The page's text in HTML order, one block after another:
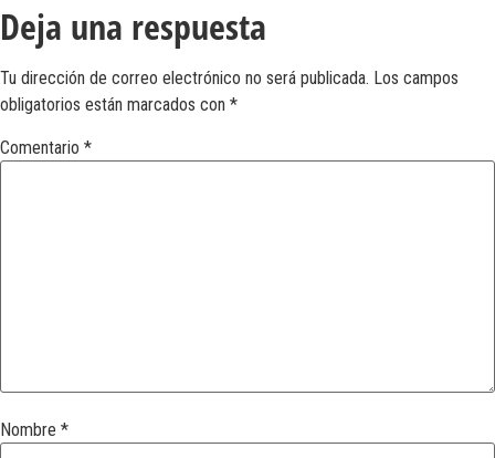
Deja una respuesta
Tu dirección de correo electrónico no será publicada. Los campos
obligatorios están marcados con *
Comentario *
Nombre *